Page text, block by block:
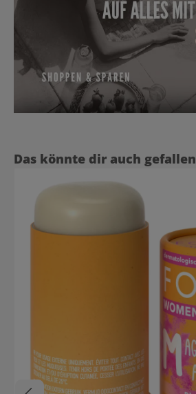
Produktgalerie überspringen
Das könnte dir auch gefallen